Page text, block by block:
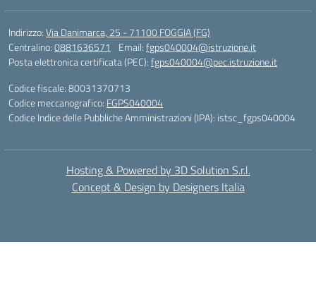
Indirizzo:Via Danimarca, 25 - 71100 FOGGIA (FG)
Centralino:0881636571 Email:fgps040004@istruzione.it
Posta elettronica certificata (PEC):fgps040004@pec.istruzione.it
Codice fiscale: 80031370713
Codice meccanografico: FGPS040004
Codice Indice delle Pubbliche Amministrazioni (IPA): istsc_fgps040004
Hosting & Powered by 3D Solution S.r.l.
Concept & Design by Designers Italia